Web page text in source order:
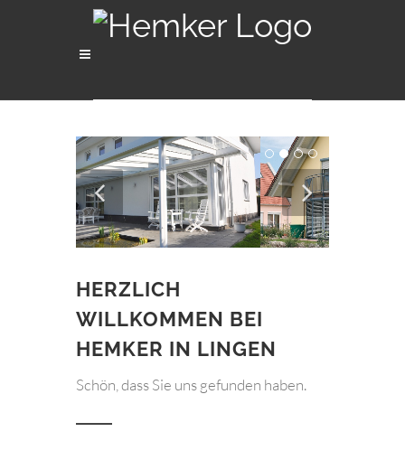
HERZLICH
WILLKOMMEN BEI
HEMKER IN LINGEN
Schön, dass Sie uns gefunden haben.